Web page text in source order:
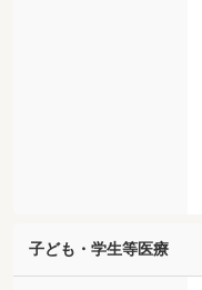
子ども・学生等医療